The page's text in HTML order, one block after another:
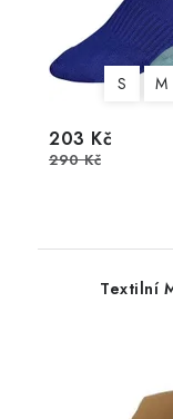
S M
203 Kč
290 Kč
Textilní